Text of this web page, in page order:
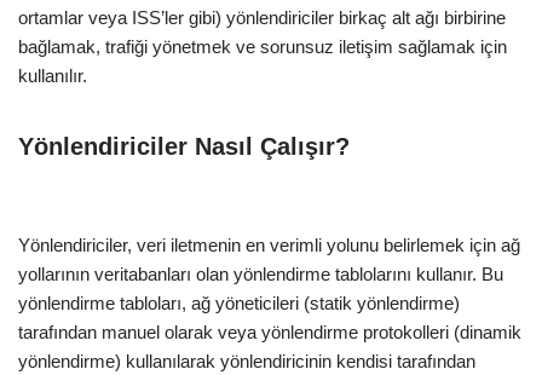
ortamlar veya ISS’ler gibi) yönlendiriciler birkaç alt ağı birbirine
bağlamak, trafiği yönetmek ve sorunsuz iletişim sağlamak için
kullanılır.
Yönlendiriciler Nasıl Çalışır?
Yönlendiriciler, veri iletmenin en verimli yolunu belirlemek için ağ
yollarının veritabanları olan yönlendirme tablolarını kullanır. Bu
yönlendirme tabloları, ağ yöneticileri (statik yönlendirme)
tarafından manuel olarak veya yönlendirme protokolleri (dinamik
yönlendirme) kullanılarak yönlendiricinin kendisi tarafından